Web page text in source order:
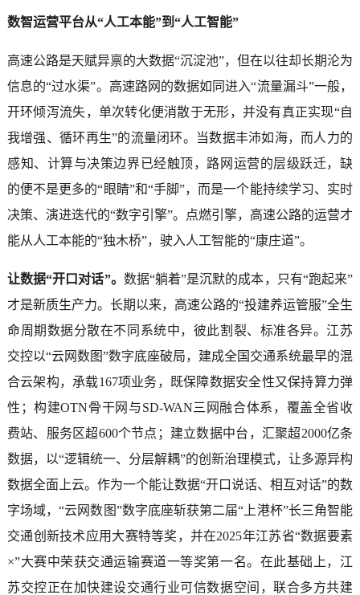
数智运营平台从“人工本能”到“人工智能”
高速公路是天赋异禀的大数据“沉淀池”，但在以往却长期沦为
信息的“过水渠”。高速路网的数据如同进入“流量漏斗”一般，
开环倾泻流失，单次转化便消散于无形，并没有真正实现“自
我增强、循环再生”的流量闭环。当数据丰沛如海，而人力的
感知、计算与决策边界已经触顶，路网运营的层级跃迁，缺
的便不是更多的“眼睛”和“手脚”，而是一个能持续学习、实时
决策、演进迭代的“数字引擎”。点燃引擎，高速公路的运营才
能从人工本能的“独木桥”，驶入人工智能的“康庄道”。
让数据“开口对话”。 数据“躺着”是沉默的成本，只有“跑起来”
才是新质生产力。长期以来，高速公路的“投建养运管服”全生
命周期数据分散在不同系统中，彼此割裂、标准各异。江苏
交控以“云网数图”数字底座破局，建成全国交通系统最早的混
合云架构，承载167项业务，既保障数据安全性又保持算力弹
性；构建OTN骨干网与SD-WAN三网融合体系，覆盖全省收
费站、服务区超600个节点；建立数据中台，汇聚超2000亿条
数据，以“逻辑统一、分层解耦”的创新治理模式，让多源异构
数据全面上云。作为一个能让数据“开口说话、相互对话”的数
字场域，“云网数图”数字底座斩获第二届“上港杯”长三角智能
交通创新技术应用大赛特等奖，并在2025年江苏省“数据要素
×”大赛中荣获交通运输赛道一等奖第一名。在此基础上，江
苏交控正在加快建设交通行业可信数据空间，联合多方共建